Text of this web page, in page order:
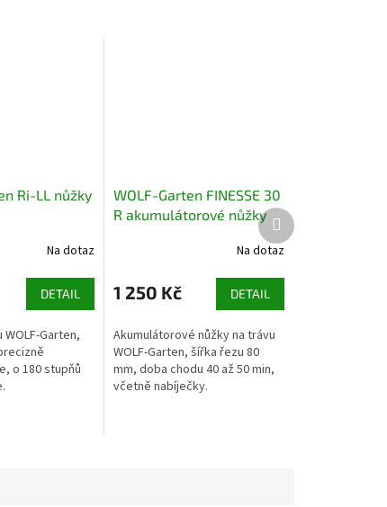
Ri-LL nůžky
Na dotaz
DETAIL
Garten,
o 180 stupňů
WOLF-Garten FINESSE 30
R akumulátorové nůžky
Na dotaz
1 250 Kč DETAIL
Akumulátorové nůžky na trávu
WOLF-Garten, šířka řezu 80
mm, doba chodu 40 až 50 min,
včetně nabíječky.
Další
produkt